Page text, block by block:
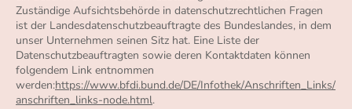
Zuständige Aufsichtsbehörde in datenschutzrechtlichen Fragen
ist der Landesdatenschutzbeauftragte des Bundeslandes, in dem
unser Unternehmen seinen Sitz hat. Eine Liste der
Datenschutzbeauftragten sowie deren Kontaktdaten können
folgendem Link entnommen
werden:https://www.bfdi.bund.de/DE/Infothek/Anschriften_Links/
anschriften_links-node.html.